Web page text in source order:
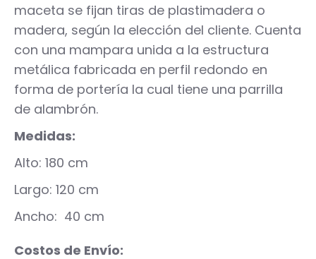
maceta se fijan tiras de plastimadera o
madera, según la elección del cliente. Cuenta
con una mampara unida a la estructura
metálica fabricada en perfil redondo en
forma de portería la cual tiene una parrilla
de alambrón.
Medidas:
Alto: 180 cm
Largo: 120 cm
Ancho: 40 cm
Costos de Envío: